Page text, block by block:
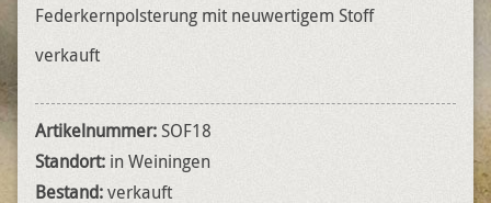
Federkernpolsterung mit neuwertigem Stoff
verkauft
Artikelnummer:SOF18
Standort: in Weiningen
Bestand:verkauft